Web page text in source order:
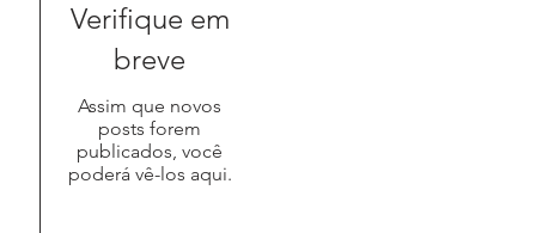
Verifique em
breve
Assim que novos
posts forem
publicados, você
poderá vê-los aqui.